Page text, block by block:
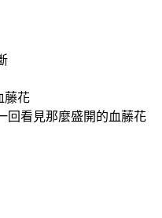
藤花
回看見那麼盛開的血藤花